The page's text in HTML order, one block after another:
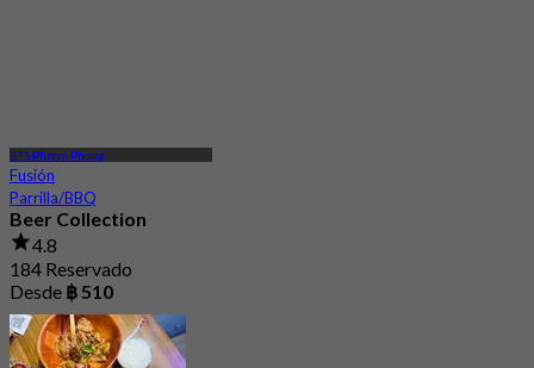
BTS Phrom Phong
Fusión
Parrilla/BBQ
Beer Collection
4.8
184 Reservado
Desde ฿ 510